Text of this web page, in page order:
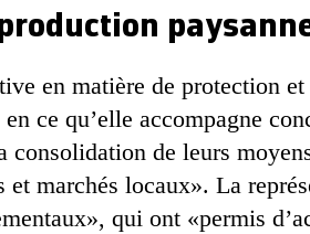
en matière de protection
ce qu’elle accompagne
consolidation de leurs
marchés locaux». La
qui ont «permis